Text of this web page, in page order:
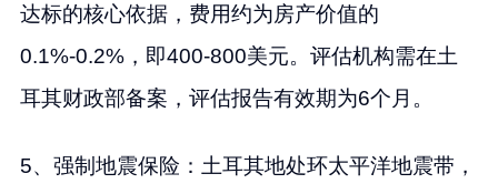
达标的核心依据，费用约为房产价值的
0.1%-0.2%，即400-800美元。评估机构需在土
耳其财政部备案，评估报告有效期为6个月。
5、强制地震保险：土耳其地处环太平洋地震带，